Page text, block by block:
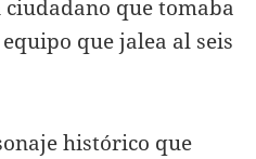
que tomaba
que jalea al seis
histórico que